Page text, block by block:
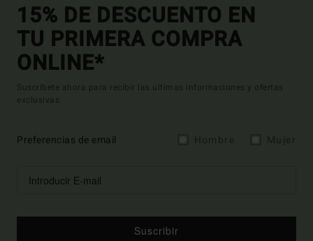
15% DE DESCUENTO EN
TU PRIMERA COMPRA
ONLINE*
Suscríbete ahora para recibir las ultimas informaciones y ofertas
exclusivas.
Preferencias de email
Suscribir